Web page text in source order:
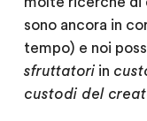
sono ancora in
tempo) e noi
sfruttatoriin
custodi del